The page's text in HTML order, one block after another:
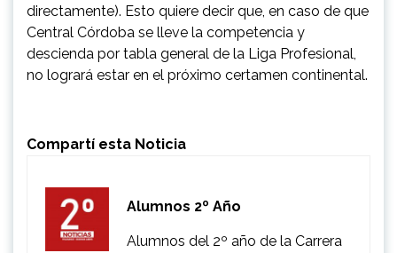
directamente). Esto quiere decir que, en caso de que
Central Córdoba se lleve la competencia y
descienda por tabla general de la Liga Profesional,
no logrará estar en el próximo certamen continental.
Compartí esta Noticia
Alumnos 2º Año
Alumnos del 2º año de la Carrera